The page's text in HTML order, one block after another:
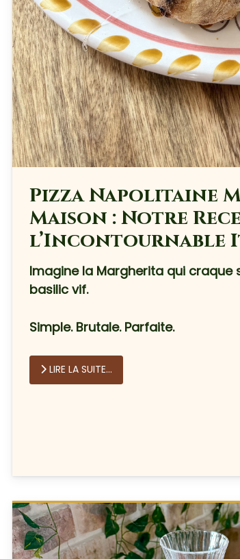
Pizza Napolitaine
Maison : Notre
l’Incontournable
Imagine la Margherita qui craque
basilic vif.
Simple. Brutale. Parfaite.
LIRE LA SUITE...